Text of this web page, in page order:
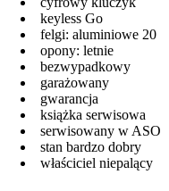
keyless Go
felgi: aluminiowe 20
opony: letnie
bezwypadkowy
garażowany
gwarancja
książka serwisowa
serwisowany w ASO
stan bardzo dobry
właściciel niepalący